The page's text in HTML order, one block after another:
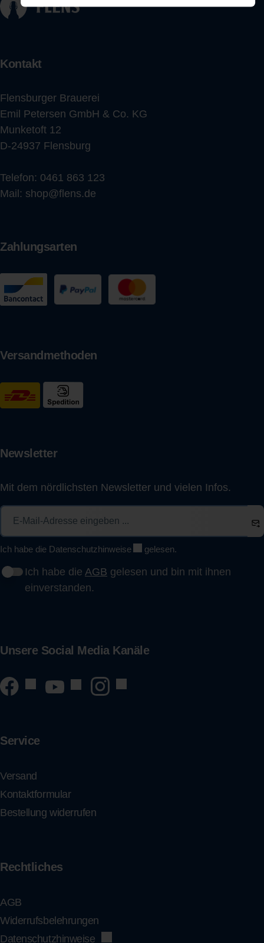
Zahlungsarten
Versandmethoden
Newsletter
Mit dem nördlichsten Newsletter und vielen Infos.
Ich habe die Datenschutzhinweise gelesen.
Ich habe die AGB gelesen und bin mit ihnen
einverstanden.
Kontakt
Flensburger Brauerei
Emil Petersen GmbH & Co. KG
Munketoft 12
D-24937 Flensburg
Telefon: 0461 863 123
Mail: shop@flens.de
Service
Versand
Kontaktformular
Bestellung widerrufen
Rechtliches
AGB
Widerrufsbelehrungen
Datenschutzhinweise
Unsere Social Media Kanäle